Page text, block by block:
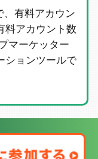
、有料アカウン
料アカウント数
マーケッター
ションツールで